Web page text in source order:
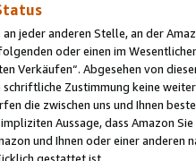
an jeder anderen Stelle, an der
oder einen im
Verkäufen“. Abgesehen von
Zustimmung keine
die zwischen uns und Ihnen
Aussage, dass Amazon
und Ihnen oder einer
gestattet ist.